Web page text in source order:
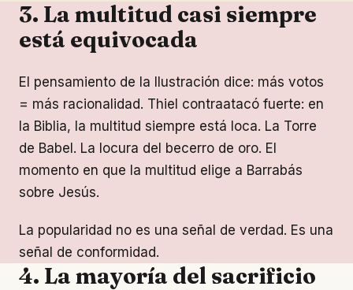
3. La multitud casi siempre
está equivocada
El pensamiento de la Ilustración dice: más votos
= más racionalidad. Thiel contraatacó fuerte: en
la Biblia, la multitud siempre está loca. La Torre
de Babel. La locura del becerro de oro. El
momento en que la multitud elige a Barrabás
sobre Jesús.
La popularidad no es una señal de verdad. Es una
señal de conformidad.
4. La mayoría del sacrificio